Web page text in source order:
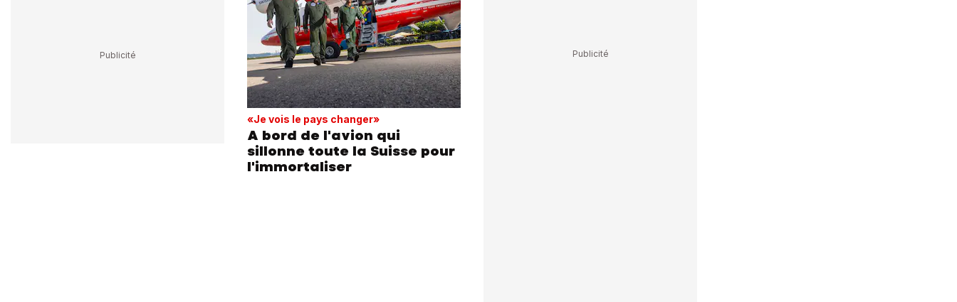
«Je vois le pays changer»
A bord de l'avion qui
sillonne toute la Suisse pour
l'immortaliser